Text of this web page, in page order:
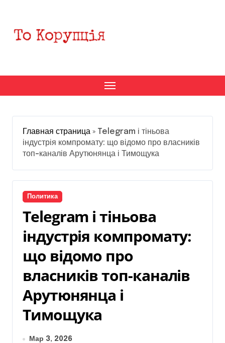
содержанию
Главная страница » Telegram і тіньова
індустрія компромату: що відомо про власників
топ-каналів Арутюнянца і Тимощука
Политика
Telegram і тіньова
індустрія компромату:
що відомо про
власників топ-каналів
Арутюнянца і
Тимощука
Мар 3, 2026